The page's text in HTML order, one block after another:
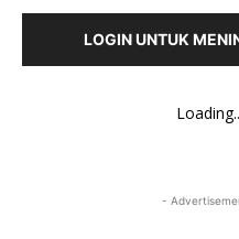
LOGIN UNTUK
-